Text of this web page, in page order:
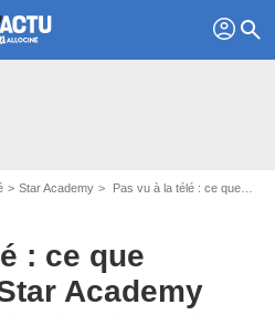
profil search
Star Academy Pas vu à la télé : ce que Charles de la Star Academy redoutait lors du dernier prime
: ce que
Academy